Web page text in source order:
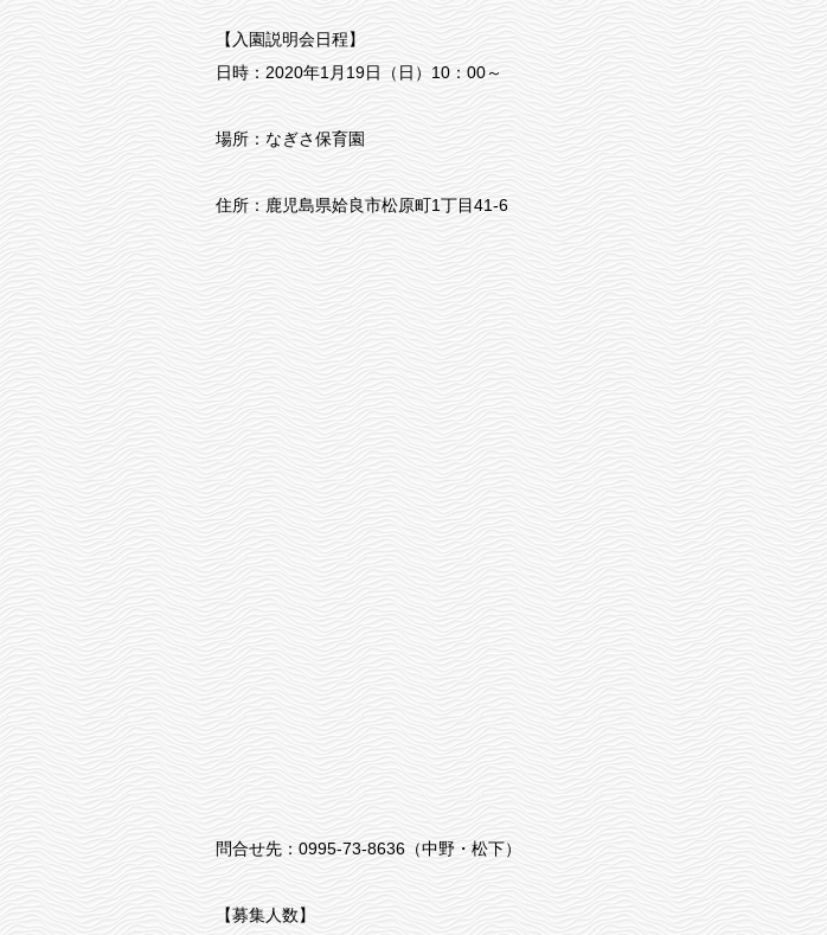
【入園説明会日程】
日時：2020年1月19日（日）10：00～
場所：なぎさ保育園
住所：鹿児島県姶良市松原町1丁目41-6
問合せ先：0995-73-8636（中野・松下）
【募集人数】